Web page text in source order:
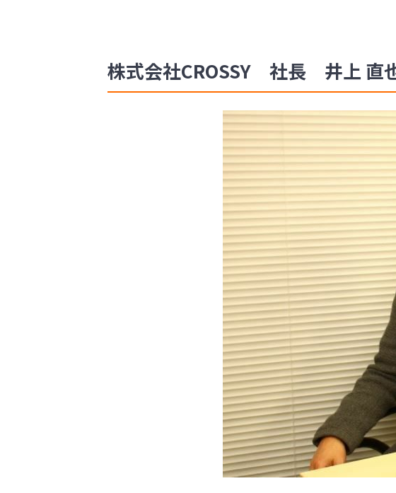
株式会社CROSSY 社長 井上 直